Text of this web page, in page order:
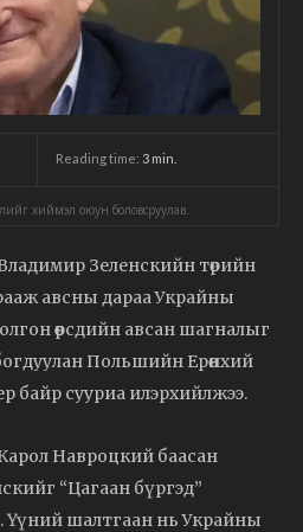
Reading time: 3 min.
хиймэл оюун боловсруулав.
Зеленскийн төрийн
авсны дараа Украйны
өөрсдийн авсан шагналыг
Польшийн Ерөнхий
байр сууриа илэрхийлжээ.
Навроцкий баасан
“Цагаан бүргэд”
Үүний шалтгаан нь Украйны